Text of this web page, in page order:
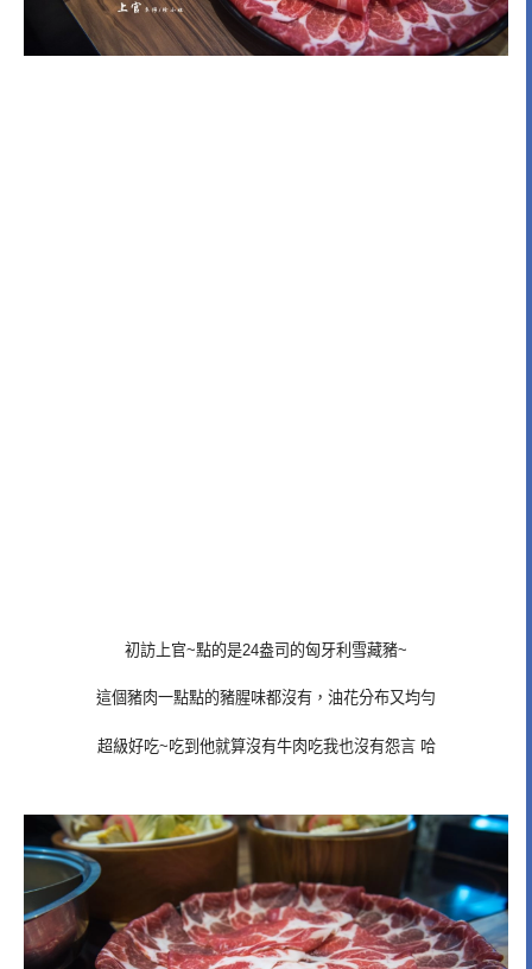
初訪上官~點的是24盎司的匈牙利雪藏豬~
這個豬肉一點點的豬腥味都沒有，油花分布又均勻
超級好吃~吃到他就算沒有牛肉吃我也沒有怨言 哈